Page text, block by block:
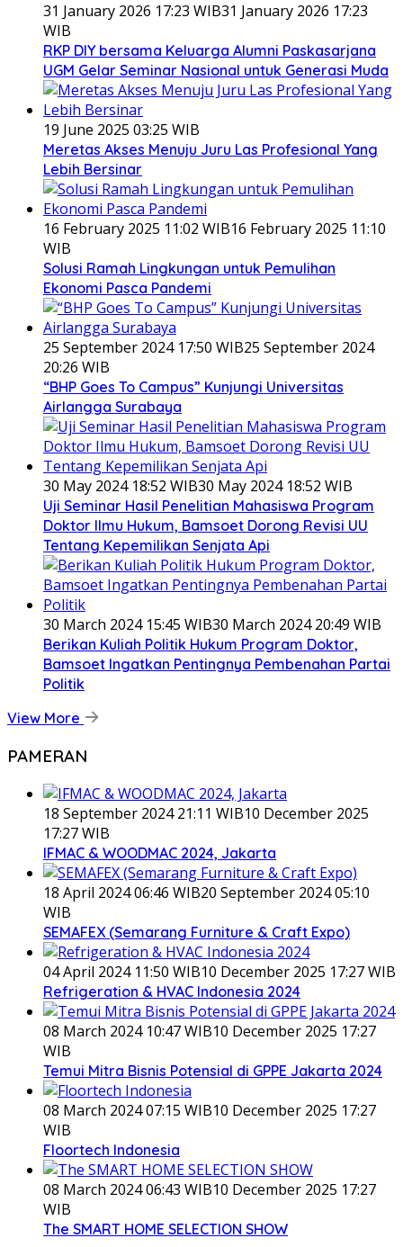
31 January 2026 17:23 WIB31 January 2026 17:23
WIB
RKP DIY bersama Keluarga Alumni Paskasarjana
UGM Gelar Seminar Nasional untuk Generasi Muda
19 June 2025 03:25 WIB
Meretas Akses Menuju Juru Las Profesional Yang
Lebih Bersinar
16 February 2025 11:02 WIB16 February 2025 11:10
WIB
Solusi Ramah Lingkungan untuk Pemulihan
Ekonomi Pasca Pandemi
25 September 2024 17:50 WIB25 September 2024
20:26 WIB
“BHP Goes To Campus” Kunjungi Universitas
Airlangga Surabaya
30 May 2024 18:52 WIB30 May 2024 18:52 WIB
Uji Seminar Hasil Penelitian Mahasiswa Program
Doktor Ilmu Hukum, Bamsoet Dorong Revisi UU
Tentang Kepemilikan Senjata Api
30 March 2024 15:45 WIB30 March 2024 20:49 WIB
Berikan Kuliah Politik Hukum Program Doktor,
Bamsoet Ingatkan Pentingnya Pembenahan Partai
Politik
View More
PAMERAN
18 September 2024 21:11 WIB10 December 2025
17:27 WIB
IFMAC & WOODMAC 2024, Jakarta
18 April 2024 06:46 WIB20 September 2024 05:10
WIB
SEMAFEX (Semarang Furniture & Craft Expo)
04 April 2024 11:50 WIB10 December 2025 17:27 WIB
Refrigeration & HVAC Indonesia 2024
08 March 2024 10:47 WIB10 December 2025 17:27
WIB
Temui Mitra Bisnis Potensial di GPPE Jakarta 2024
08 March 2024 07:15 WIB10 December 2025 17:27
WIB
Floortech Indonesia
08 March 2024 06:43 WIB10 December 2025 17:27
WIB
The SMART HOME SELECTION SHOW